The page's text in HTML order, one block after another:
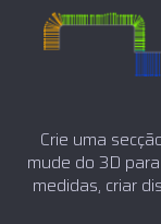
Crie uma
mude do 3D
medidas, criar